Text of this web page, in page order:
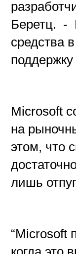
Беретц. -
средства
поддержку
Microsoft
на
этом, что
лишь
“Microsoft